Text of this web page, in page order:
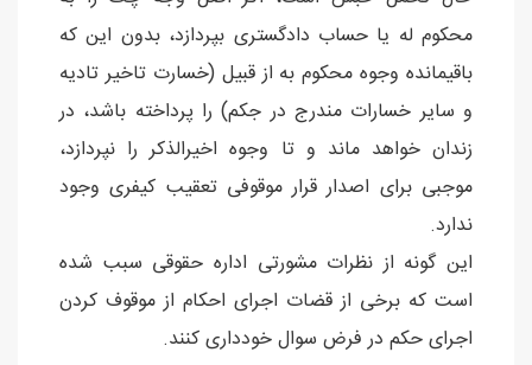
محکوم له یا حساب دادگستری بپردازد، بدون این که
باقیمانده وجوه محکوم به از قبیل (خسارت تاخیر تادیه
و سایر خسارات مندرج در جکم) را پرداخته باشد، در
زندان خواهد ماند و تا وجوه اخیرالذکر را نپردازد،
موجبی برای اصدار قرار موقوفی تعقیب کیفری وجود
ندارد.
این گونه از نظرات مشورتی اداره حقوقی سبب شده
است که برخی از قضات اجرای احکام از موقوف کردن
اجرای حکم در فرض سوال خودداری کنند.